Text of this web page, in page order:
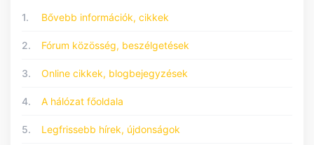
1. Bővebb információk, cikkek
2. Fórum közösség, beszélgetések
3. Online cikkek, blogbejegyzések
4. A hálózat főoldala
5. Legfrissebb hírek, újdonságok